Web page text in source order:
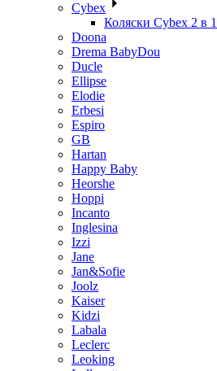
Cybex
Коляски Cybex 2 в 1
Doona
Drema BabyDou
Ducle
Ellipse
Elodie
Erbesi
Espiro
GB
Hartan
Happy Baby
Heorshe
Hoppi
Incanto
Inglesina
Izzi
Jane
Jan&Sofie
Joolz
Kaiser
Kidzi
Labala
Leclerc
Leoking